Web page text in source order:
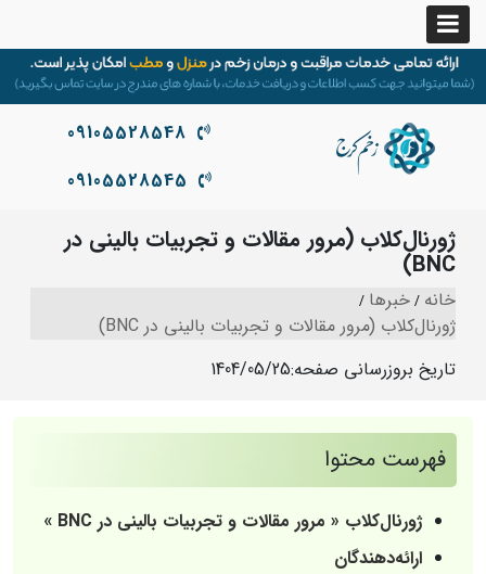
09105528548
09105528545
ژورنال‌کلاب (مرور مقالات و تجربیات بالینی در
BNC)
خانه خبرها
ژورنال‌کلاب (مرور مقالات و تجربیات بالینی در BNC)
تاریخ بروزرسانی صفحه:1404/05/25
فهرست محتوا
ژورنال‌کلاب « مرور مقالات و تجربیات بالینی در BNC »
ارائه‌دهندگان